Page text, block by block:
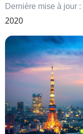
Dernière mise à jour :
2020